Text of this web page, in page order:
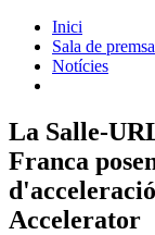
Inici
Sala de premsa
Notícies
La Salle-
Franca
Accelerator